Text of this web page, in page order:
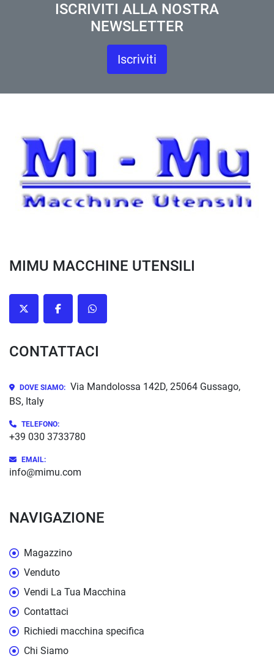
ISCRIVITI ALLA NOSTRA
NEWSLETTER
Iscriviti
MIMU MACCHINE UTENSILI
twitter facebookwhatsapp
CONTATTACI
DOVE SIAMO: Via Mandolossa 142D, 25064 Gussago,
BS, Italy
TELEFONO:
+39 030 3733780
EMAIL:
info@mimu.com
NAVIGAZIONE
Magazzino
Venduto
Vendi La Tua Macchina
Contattaci
Richiedi macchina specifica
Chi Siamo